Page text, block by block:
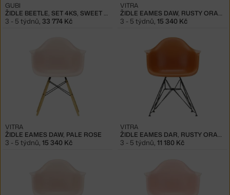
ŽIDLE BEETLE, SET 4KS, SWEET PINK
GUBI
3 - 5 týdnů 33 774 Kč
ŽIDLE EAMES DAW, RUSTY ORANGE
VITRA
3 - 5 týdnů 15 340 Kč
ŽIDLE EAMES DAW, PALE ROSE
VITRA
3 - 5 týdnů, 15 340 Kč
ŽIDLE EAMES DAR, RUSTY ORANGE
VITRA
3 - 5 týdnů, 11 180 Kč